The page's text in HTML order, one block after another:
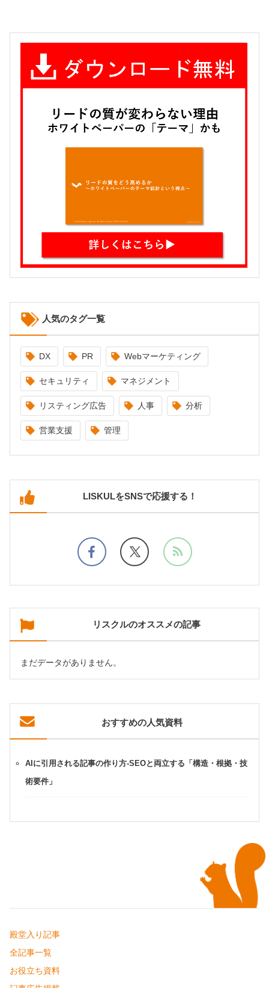
人気のタグ一覧
DX PR Webマーケティング
セキュリティ マネジメント
リスティング広告 人事 分析
営業支援 管理
LISKULをSNSで応援する！
リスクルのオススメの記事
まだデータがありません。
おすすめの人気資料
AIに引用される記事の作り方-SEOと両立する「構造・根拠・技
術要件」
殿堂入り記事
全記事一覧
お役立ち資料